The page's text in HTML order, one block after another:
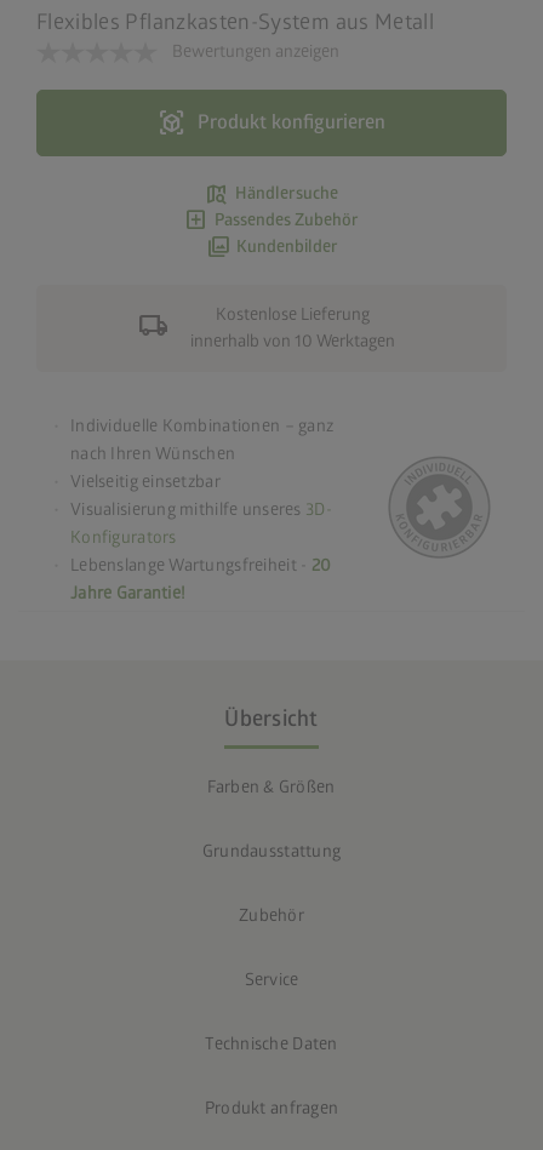
Flexibles Pflanzkasten-System aus Metall
Bewertungen anzeigen
view_in_ar Produkt konfigurieren
map_search Händlersuche
add_box Passendes Zubehör
photo_library Kundenbilder
local_shipping
Kostenlose Lieferung
innerhalb von 10 Werktagen
Individuelle Kombinationen – ganz
nach Ihren Wünschen
Vielseitig einsetzbar
Visualisierung mithilfe unseres 3D-
Konfigurators
Lebenslange Wartungsfreiheit - 20
Jahre Garantie!
Übersicht
Farben & Größen
Grundausstattung
Zubehör
Service
Technische Daten
Produkt anfragen